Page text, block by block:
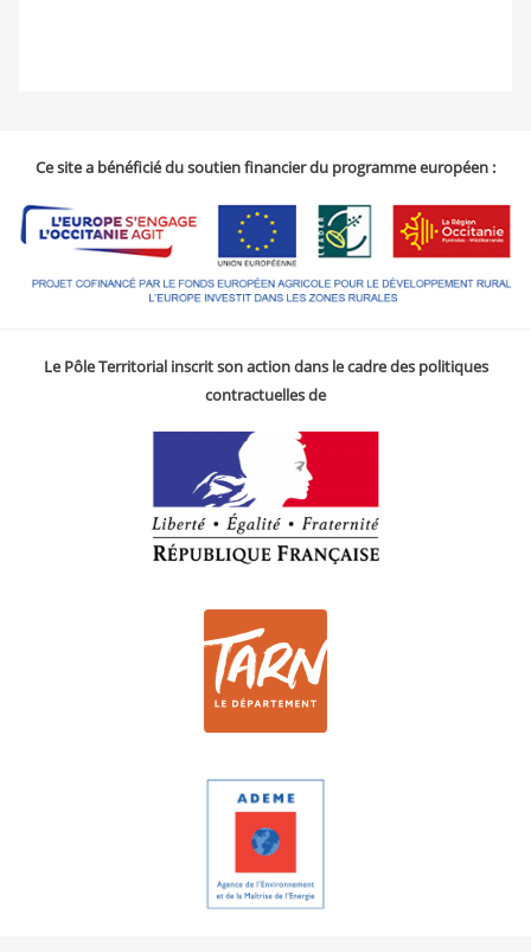
Ce site a bénéficié du soutien financier du programme européen :
Le Pôle Territorial inscrit son action dans le cadre des politiques
contractuelles de